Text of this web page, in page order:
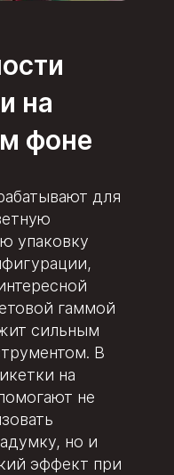
на
фоне
для
упаковку
гаммой
сильным
В
на
не
но и
эффект при